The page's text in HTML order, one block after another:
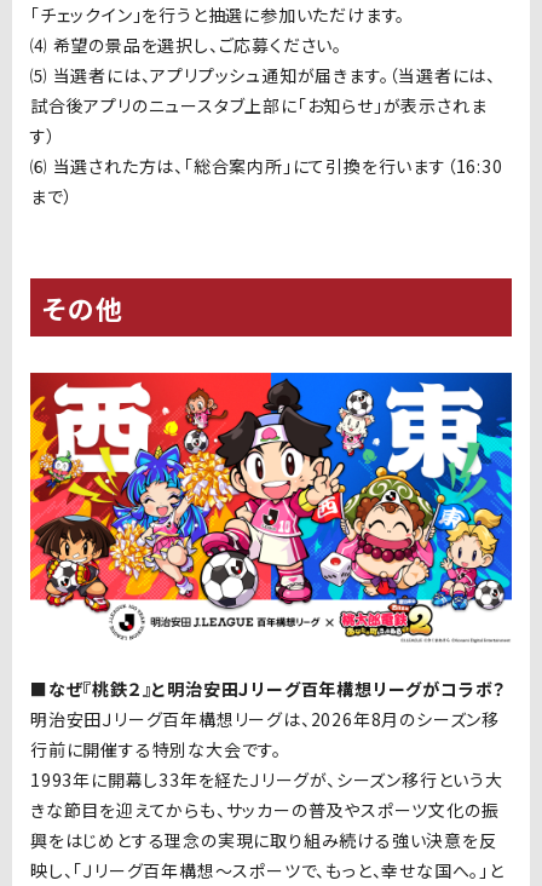
「チェックイン」を行うと抽選に参加いただけます。
⑷ 希望の景品を選択し、ご応募ください。
⑸ 当選者には、アプリプッシュ通知が届きます。（当選者には、
試合後アプリのニュースタブ上部に「お知らせ」が表示されま
す）
⑹ 当選された方は、「総合案内所」にて引換を行います（16:30
まで）
その他
■なぜ『桃鉄２』と明治安田Ｊリーグ百年構想リーグがコラボ？
明治安田Ｊリーグ百年構想リーグは、2026年8月のシーズン移
行前に開催する特別な大会です。
1993年に開幕し33年を経たＪリーグが、シーズン移行という大
きな節目を迎えてからも、サッカーの普及やスポーツ文化の振
興をはじめとする理念の実現に取り組み続ける強い決意を反
映し、「Ｊリーグ百年構想～スポーツで、もっと、幸せな国へ。」と